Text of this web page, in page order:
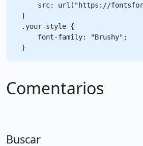
src: url("https://
}
.your-style {
    font-family: "Brushy";
Comentarios
Buscar